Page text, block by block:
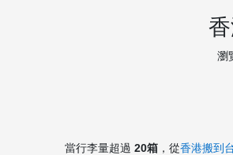
瀏
當行李量超過 20箱 ，從香港搬到